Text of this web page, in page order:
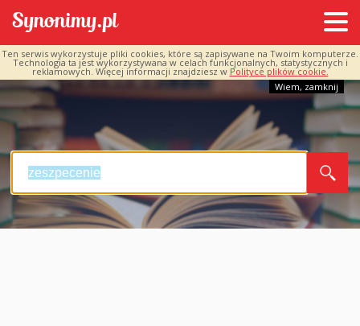
Ten serwis wykorzystuje pliki cookies, które są zapisywane na Twoim komputerze.
Technologia ta jest wykorzystywana w celach funkcjonalnych, statystycznych i
reklamowych. Więcej informacji znajdziesz w Polityce plików cookie.
Wiem, zamknij